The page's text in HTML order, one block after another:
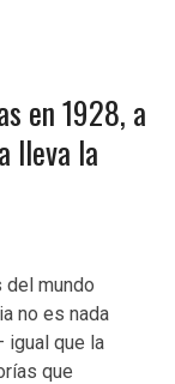
en 1928, a
lleva la
del mundo
no es nada
igual que la
que